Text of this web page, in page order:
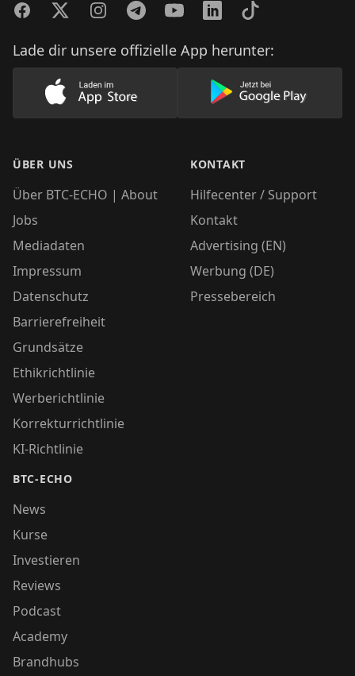
FacebookTwitterInstagramTelegramYouTubeLinkedInTikTok
Lade dir unsere offizielle App herunter:
Lade unsere App im AppStore herunter
Lade unsere
ÜBER UNS
Über BTC-ECHO | About
Jobs
Mediadaten
Impressum
Datenschutz
Barrierefreiheit
Grundsätze
Ethikrichtlinie
Werberichtlinie
Korrekturrichtlinie
KI-Richtlinie
BTC-ECHO
News
Kurse
Investieren
Reviews
Podcast
Academy
Brandhubs
KONTAKT
Hilfecenter / Support
Kontakt
Advertising (EN)
Werbung (DE)
Pressebereich